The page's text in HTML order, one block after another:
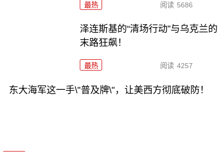
最热 阅读 5686
泽连斯基的“清场行动”与乌克兰的
末路狂飙！
最热 阅读 4257
东大海军这一手\"普及牌\"，让美西方彻底破防！